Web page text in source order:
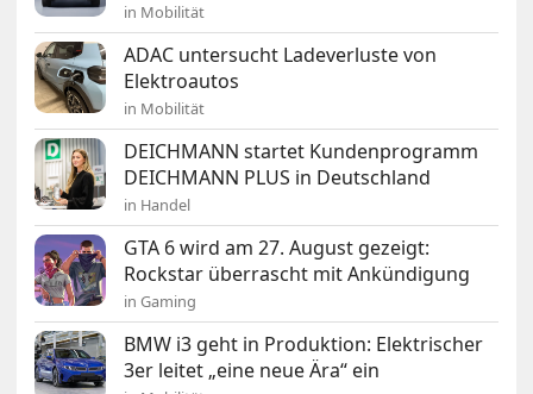
in Mobilität
ADAC untersucht Ladeverluste von
Elektroautos
in Mobilität
DEICHMANN startet Kundenprogramm
DEICHMANN PLUS in Deutschland
in Handel
GTA 6 wird am 27. August gezeigt:
Rockstar überrascht mit Ankündigung
in Gaming
BMW i3 geht in Produktion: Elektrischer
3er leitet „eine neue Ära“ ein